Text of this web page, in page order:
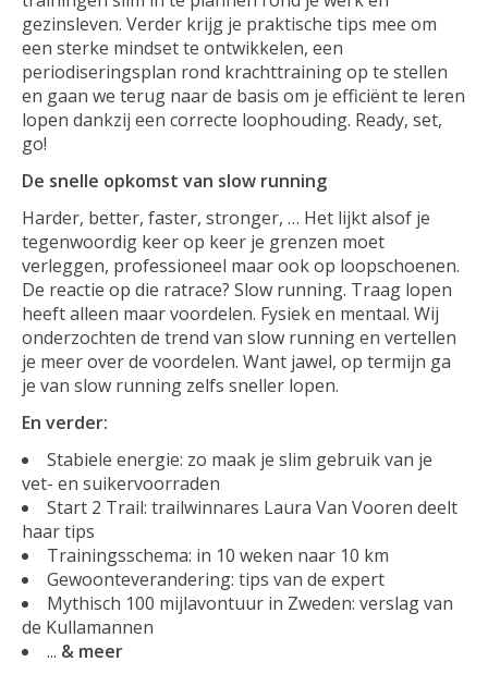
gezinsleven. Verder krijg je praktische tips mee om
een sterke mindset te ontwikkelen, een
periodiseringsplan rond krachttraining op te stellen
en gaan we terug naar de basis om je efficiënt te leren
lopen dankzij een correcte loophouding. Ready, set,
go!
De snelle opkomst van slow running
Harder, better, faster, stronger, … Het lijkt alsof je
tegenwoordig keer op keer je grenzen moet
verleggen, professioneel maar ook op loopschoenen.
De reactie op die ratrace? Slow running. Traag lopen
heeft alleen maar voordelen. Fysiek en mentaal. Wij
onderzochten de trend van slow running en vertellen
je meer over de voordelen. Want jawel, op termijn ga
je van slow running zelfs sneller lopen.
En verder:
Stabiele energie: zo maak je slim gebruik van je
vet- en suikervoorraden
Start 2 Trail: trailwinnares Laura Van Vooren deelt
haar tips
Trainingsschema: in 10 weken naar 10 km
Gewoonteverandering: tips van de expert
Mythisch 100 mijlavontuur in Zweden: verslag van
de Kullamannen
... & meer